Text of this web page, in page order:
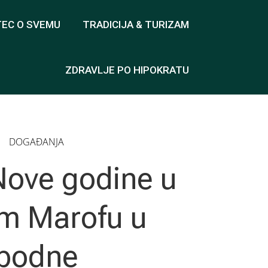
O SVEMU TRADICIJA & TURIZAM
ZDRAVLJE PO HIPOKRATU
DOGAĐANJA
godine u
Marofu u